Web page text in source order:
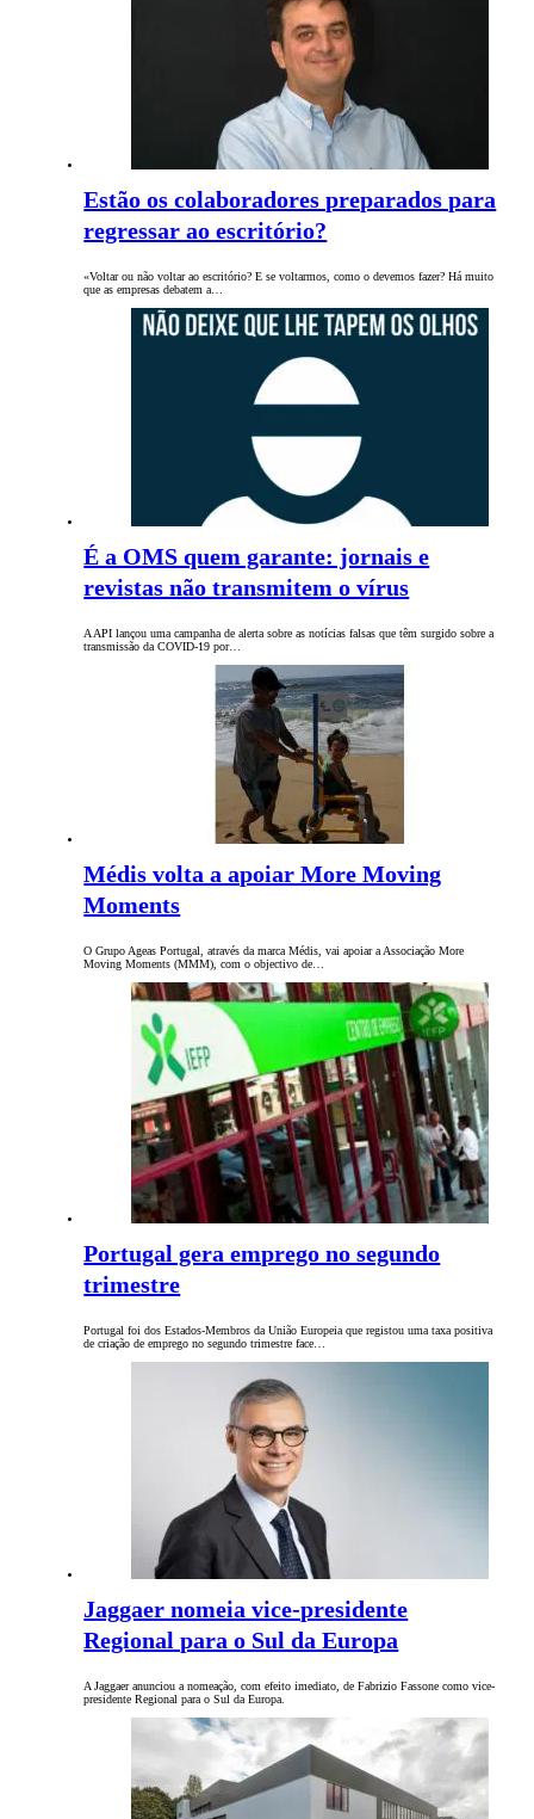
Estão os colaboradores preparados para
regressar ao escritório?
«Voltar ou não voltar ao escritório? E se voltarmos, como o devemos fazer? Há muito
que as empresas debatem a…
É a OMS quem garante: jornais e
revistas não transmitem o vírus
A API lançou uma campanha de alerta sobre as notícias falsas que têm surgido sobre a
transmissão da COVID-19 por…
Médis volta a apoiar More Moving
Moments
O Grupo Ageas Portugal, através da marca Médis, vai apoiar a Associação More
Moving Moments (MMM), com o objectivo de…
Portugal gera emprego no segundo
trimestre
Portugal foi dos Estados-Membros da União Europeia que registou uma taxa positiva
de criação de emprego no segundo trimestre face…
Jaggaer nomeia vice-presidente
Regional para o Sul da Europa
A Jaggaer anunciou a nomeação, com efeito imediato, de Fabrizio Fassone como vice-
presidente Regional para o Sul da Europa.